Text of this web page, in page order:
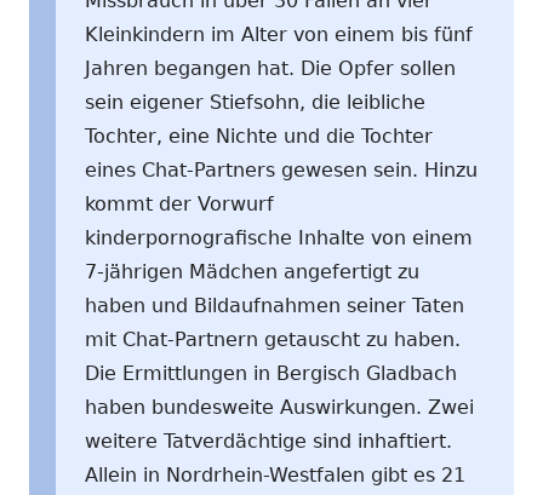
Kleinkindern im Alter von einem bis fünf
Jahren begangen hat. Die Opfer sollen
sein eigener Stiefsohn, die leibliche
Tochter, eine Nichte und die Tochter
eines Chat-Partners gewesen sein. Hinzu
kommt der Vorwurf
kinderpornografische Inhalte von einem
7-jährigen Mädchen angefertigt zu
haben und Bildaufnahmen seiner Taten
mit Chat-Partnern getauscht zu haben.
Die Ermittlungen in Bergisch Gladbach
haben bundesweite Auswirkungen. Zwei
weitere Tatverdächtige sind inhaftiert.
Allein in Nordrhein-Westfalen gibt es 21